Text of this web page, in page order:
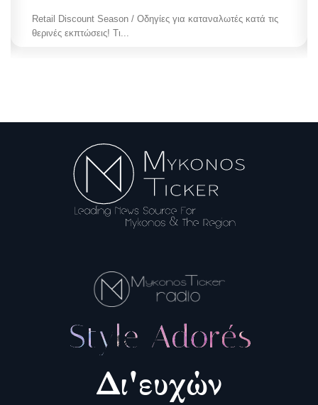
Retail Discount Season / Οδηγίες για καταναλωτές κατά τις
θερινές εκπτώσεις! Τι...